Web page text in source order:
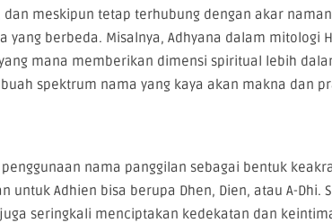
meskipun tetap terhubung dengan akar
yang berbeda. Misalnya, Adhyana dalam mitologi
mana memberikan dimensi spiritual lebih
spektrum nama yang kaya akan makna dan
nama panggilan sebagai bentuk
untuk Adhien bisa berupa Dhen, Dien, atau A-Dhi.
seringkali menciptakan kedekatan dan